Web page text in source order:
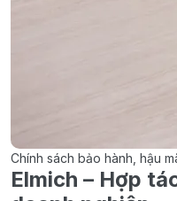
Chính sách bảo hành, hậu
Elmich – Hợp